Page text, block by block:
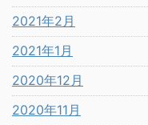
2021年2月
2021年1月
2020年12月
2020年11月